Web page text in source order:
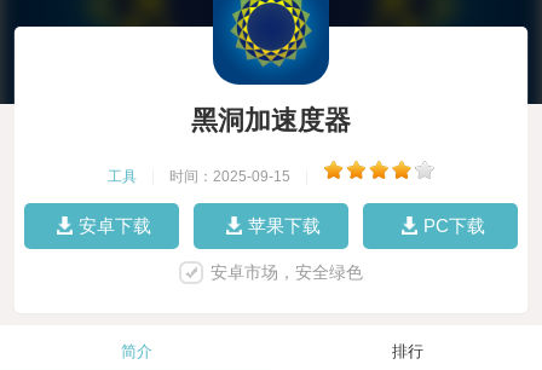
黑洞加速度器
工具 时间：2025-09-15
安卓下载 苹果下载 PC下载
安卓市场，安全绿色
简介 排行